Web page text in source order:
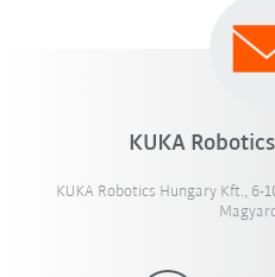
KUKA
KUKA Robotics Hungary Kft., 6-